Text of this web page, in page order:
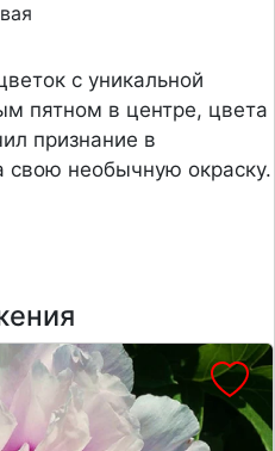
с уникальной
пятном в центре, цвета
признание в
необычную окраску.